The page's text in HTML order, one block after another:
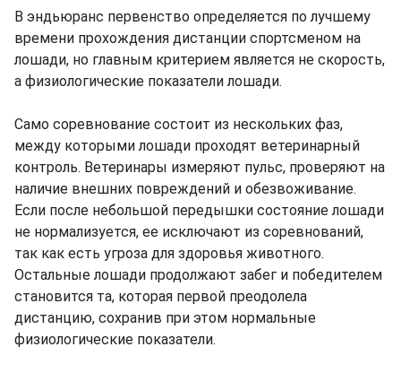
В эндьюранс первенство определяется по лучшему
времени прохождения дистанции спортсменом на
лошади, но главным критерием является не скорость,
а физиологические показатели лошади.
Само соревнование состоит из нескольких фаз,
между которыми лошади проходят ветеринарный
контроль. Ветеринары измеряют пульс, проверяют на
наличие внешних повреждений и обезвоживание.
Если после небольшой передышки состояние лошади
не нормализуется, ее исключают из соревнований,
так как есть угроза для здоровья животного.
Остальные лошади продолжают забег и победителем
становится та, которая первой преодолела
дистанцию, сохранив при этом нормальные
физиологические показатели.